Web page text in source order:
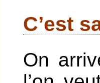
C’est
On